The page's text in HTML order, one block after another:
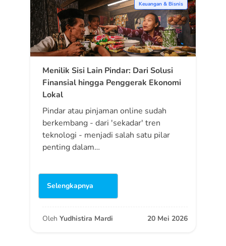
Keuangan & Bisnis
Menilik Sisi Lain Pindar: Dari Solusi
Finansial hingga Penggerak Ekonomi
Lokal
Pindar atau pinjaman online sudah
berkembang - dari 'sekadar' tren
teknologi - menjadi salah satu pilar
penting dalam…
Selengkapnya
Oleh Yudhistira Mardi 20 Mei 2026